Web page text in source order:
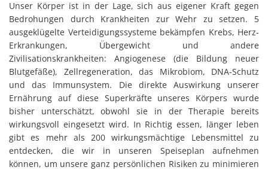
Unser Körper ist in der Lage, sich aus eigener Kraft gegen
Bedrohungen durch Krankheiten zur Wehr zu setzen. 5
ausgeklügelte Verteidigungssysteme bekämpfen Krebs, Herz-
Erkrankungen, Übergewicht und andere
Zivilisationskrankheiten: Angiogenese (die Bildung neuer
Blutgefäße), Zellregeneration, das Mikrobiom, DNA-Schutz
und das Immunsystem. Die direkte Auswirkung unserer
Ernährung auf diese Superkräfte unseres Körpers wurde
bisher unterschätzt, obwohl sie in der Therapie bereits
wirkungsvoll eingesetzt wird. In Richtig essen, länger leben
gibt es mehr als 200 wirkungsmächtige Lebensmittel zu
entdecken, die wir in unseren Speiseplan aufnehmen
können, um unsere ganz persönlichen Risiken zu minimieren